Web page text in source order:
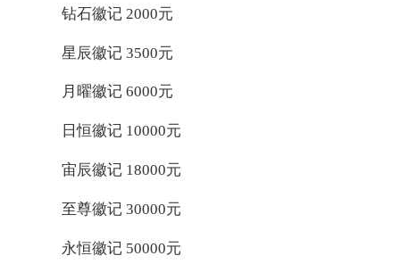
钻石徽记 2000元
星辰徽记 3500元
月曜徽记 6000元
日恒徽记 10000元
宙辰徽记 18000元
至尊徽记 30000元
永恒徽记 50000元